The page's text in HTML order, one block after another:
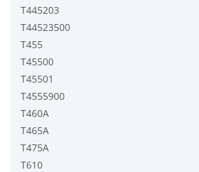
T445203
T44523500
T455
T45500
T45501
T4555900
T460A
T465A
T475A
T610